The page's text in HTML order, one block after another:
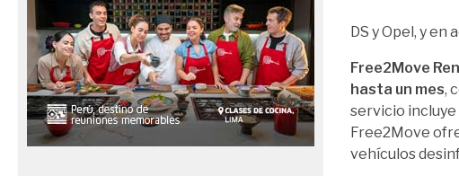
DS y Opel, y en
Free2Move
hasta un mes,
servicio
Free2Move
vehículos